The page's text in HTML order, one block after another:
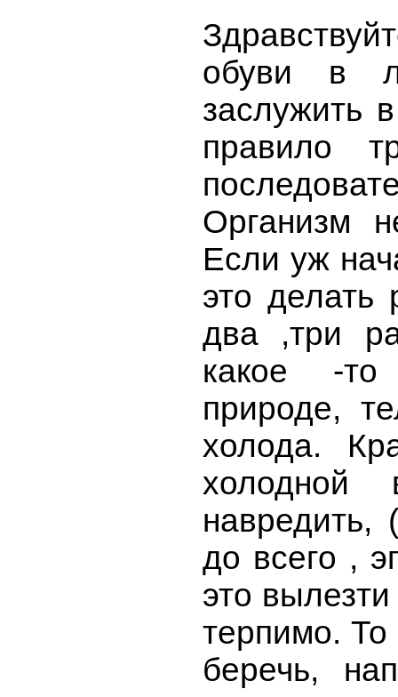
обуви в
заслужить
правило
Организм
Если уж
это делать
два ,три
какое -
природе,
холода.
навредить,
до всего ,
это
терпимо. То
беречь,